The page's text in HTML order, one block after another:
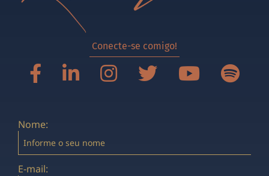
Conecte-se comigo!
Nome:
E-mail: